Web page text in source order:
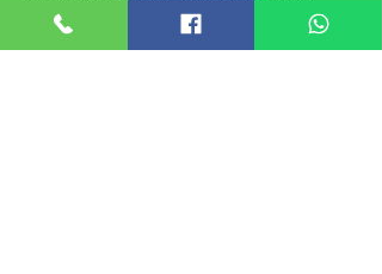
antes de salir. Porque un viaje empieza
bien… si empieza sin sudor.